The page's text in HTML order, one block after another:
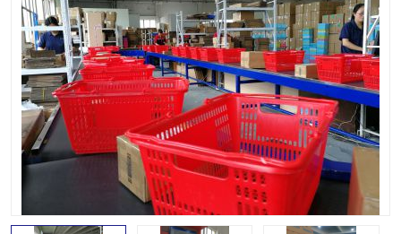
上海第三方仓储 上海仓储服务
仓储 上海电商代发货仓库
上海托管仓库